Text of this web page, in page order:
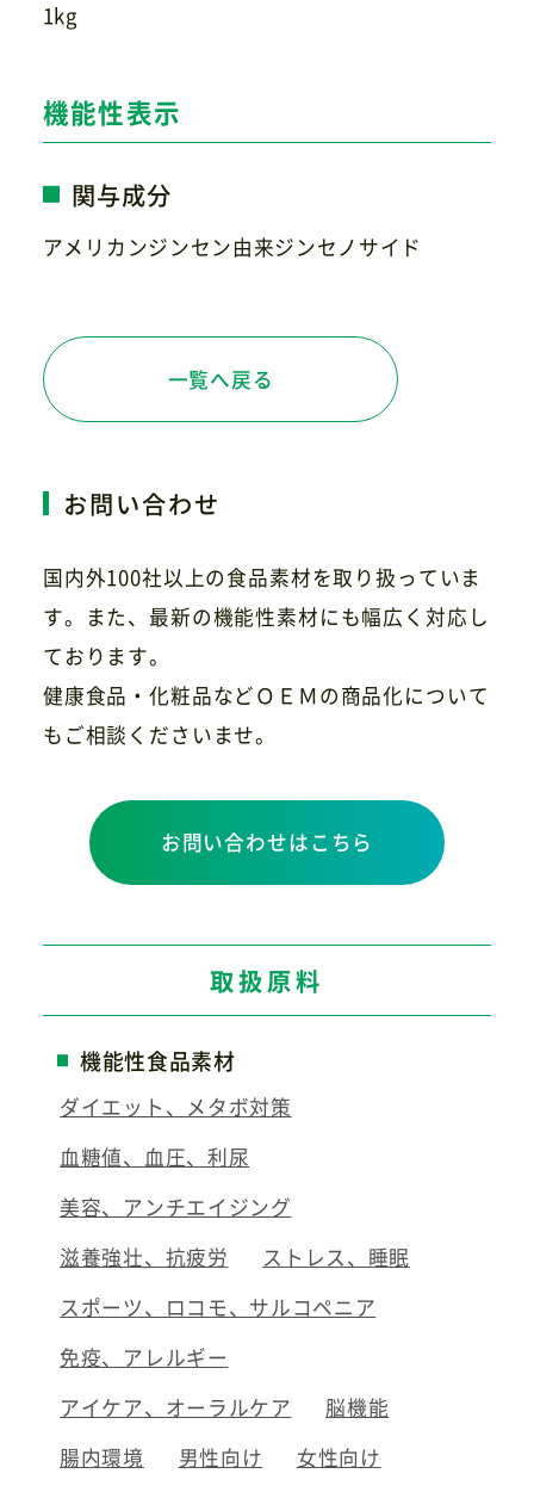
1kg
機能性表示
関与成分
アメリカンジンセン由来ジンセノサイド
一覧へ戻る
お問い合わせ
国内外100社以上の食品素材を取り扱っていま
す。また、最新の機能性素材にも幅広く対応し
ております。
健康食品・化粧品などＯＥＭの商品化について
もご相談くださいませ。
お問い合わせはこちら
取扱原料
機能性食品素材
ダイエット、メタボ対策
血糖値、血圧、利尿
美容、アンチエイジング
滋養強壮、抗疲労
ストレス、睡眠
スポーツ、ロコモ、サルコペニア
免疫、アレルギー
アイケア、オーラルケア
脳機能
腸内環境
男性向け 女性向け